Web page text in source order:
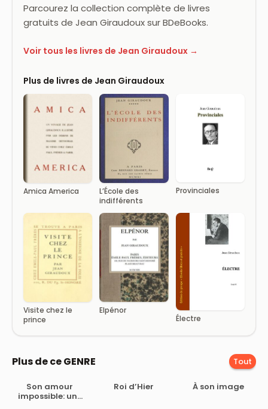
Parcourez la collection complète de livres
gratuits de Jean Giraudoux sur BDeBooks.
Voir tous les livres de Jean Giraudoux →
Plus de livres de Jean Giraudoux
Amica America
L’École des
indifférents
Provinciales
Visite chez le
prince
Elpénor
Électre
Plus de ce GENRE Tout
Son amour
impossible: une
Roi d’Hier À son image